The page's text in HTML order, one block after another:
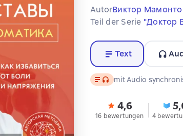
AutorВиктор
Teil der Serie "Доктор
Text
Text, Audioformat verfügbar
mit Audio
4,6
16 bewertungen 4